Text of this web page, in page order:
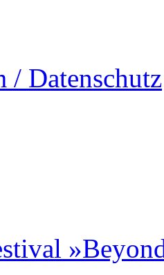
/ Datenschutz